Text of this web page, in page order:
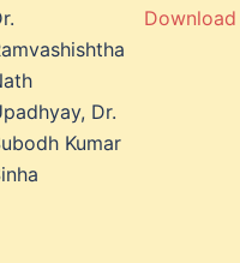
Dr.
Kumar
Download